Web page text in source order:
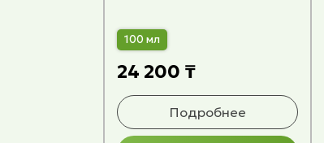
100 мл
24 200 ₸
Подробнее